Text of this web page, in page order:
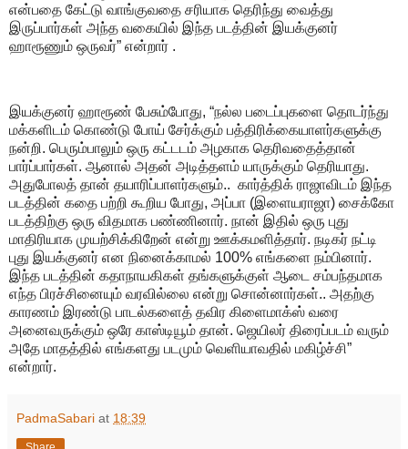
என்பதை கேட்டு வாங்குவதை சரியாக தெரிந்து வைத்து
இருப்பார்கள் அந்த வகையில் இந்த படத்தின் இயக்குனர்
ஹாரூணும் ஒருவர்” என்றார் .
இயக்குனர் ஹாரூண் பேசும்போது, “நல்ல படைப்புகளை தொடர்ந்து
மக்களிடம் கொண்டு போய் சேர்க்கும் பத்திரிக்கையாளர்களுக்கு
நன்றி. பெரும்பாலும் ஒரு கட்டடம் அழகாக தெரிவதைத்தான்
பார்ப்பார்கள். ஆனால் அதன் அடித்தளம் யாருக்கும் தெரியாது.
அதுபோலத் தான் தயாரிப்பாளர்களும்.. கார்த்திக் ராஜாவிடம் இந்த
படத்தின் கதை பற்றி கூறிய போது, அப்பா (இளையராஜா) சைக்கோ
படத்திற்கு ஒரு விதமாக பண்ணினார். நான் இதில் ஒரு புது
மாதிரியாக முயற்சிக்கிறேன் என்று ஊக்கமளித்தார். நடிகர் நட்டி
புது இயக்குனர் என நினைக்காமல் 100% எங்களை நம்பினார்.
இந்த படத்தின் கதாநாயகிகள் தங்களுக்குள் ஆடை சம்பந்தமாக
எந்த பிரச்சினையும் வரவில்லை என்று சொன்னார்கள்.. அதற்கு
காரணம் இரண்டு பாடல்களைத் தவிர கிளைமாக்ஸ் வரை
அனைவருக்கும் ஒரே காஸ்டியூம் தான். ஜெயிலர் திரைப்படம் வரும்
அதே மாதத்தில் எங்களது படமும் வெளியாவதில் மகிழ்ச்சி”
என்றார்.
PadmaSabari at 18:39